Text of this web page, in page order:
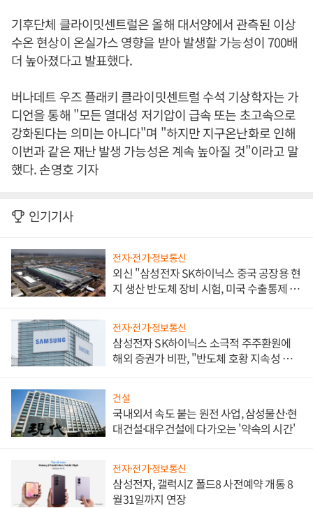
기후단체 클라이밋센트럴은 올해 대서양에서 관측된 이상
수온 현상이 온실가스 영향을 받아 발생할 가능성이 700배
더 높아졌다고 발표했다.
버나데트 우즈 플래키 클라이밋센트럴 수석 기상학자는 가
디언을 통해 "모든 열대성 저기압이 급속 또는 초고속으로
강화된다는 의미는 아니다"며 "하지만 지구온난화로 인해
이번과 같은 재난 발생 가능성은 계속 높아질 것"이라고 말
했다. 손영호 기자
인기기사
전자·전기·정보통신
외신 "삼성전자 SK하이닉스 중국 공장용 현
지 생산 반도체 장비 시험, 미국 수출통제 대
전자·전기·정보통신
삼성전자 SK하이닉스 소극적 주주환원에
해외 증권가 비판, "반도체 호황 지속성 의
건설
국내외서 속도 붙는 원전 사업, 삼성물산·현
대건설·대우건설에 다가오는 '약속의 시간'
전자·전기·정보통신
삼성전자, 갤럭시Z 폴드8 사전예약 개통 8
월31일까지 연장